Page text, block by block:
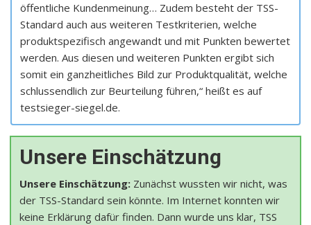
öffentliche Kundenmeinung… Zudem besteht der TSS-
Standard auch aus weiteren Testkriterien, welche
produktspezifisch angewandt und mit Punkten bewertet
werden. Aus diesen und weiteren Punkten ergibt sich
somit ein ganzheitliches Bild zur Produktqualität, welche
schlussendlich zur Beurteilung führen,“ heißt es auf
testsieger-siegel.de.
Unsere Einschätzung
Unsere Einschätzung: Zunächst wussten wir nicht, was
der TSS-Standard sein könnte. Im Internet konnten wir
keine Erklärung dafür finden. Dann wurde uns klar, TSS